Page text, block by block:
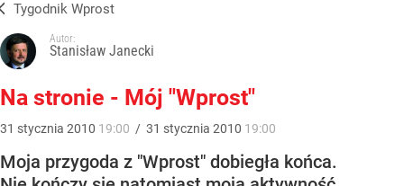
Tygodnik Wprost
Autor:
Stanisław Janecki
Na stronie - Mój "Wprost"
31 stycznia 2010 19:00 / 31 stycznia 2010 19:00
Moja przygoda z "Wprost" dobiegła końca.